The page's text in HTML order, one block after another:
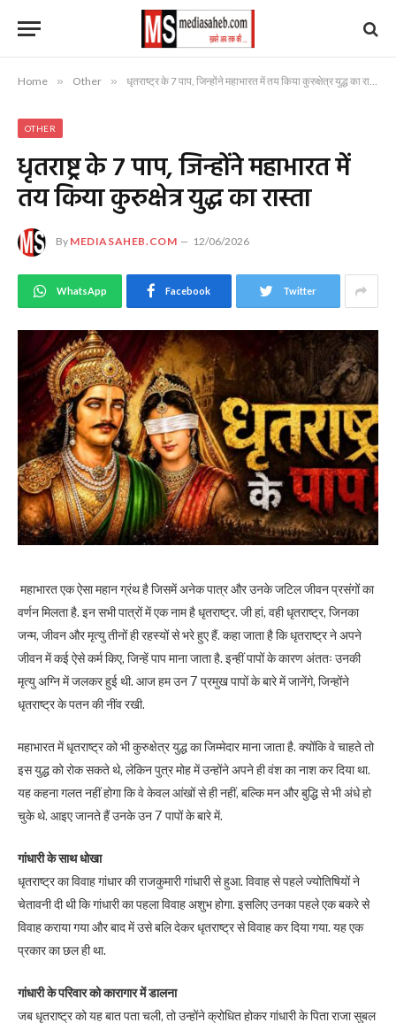
Home » Other » धृतराष्ट्र के 7 पाप, जिन्होंने महाभारत में तय किया कुरुक्षेत्र युद्ध का रास्ता
OTHER
धृतराष्ट्र के 7 पाप, जिन्होंने महाभारत में
तय किया कुरुक्षेत्र युद्ध का रास्ता
By MEDIASAHEB.COM 12/06/2026
WhatsApp Facebook Twitter
महाभारत एक ऐसा महान ग्रंथ है जिसमें अनेक पात्र और उनके जटिल जीवन प्रसंगों का
वर्णन मिलता है. इन सभी पात्रों में एक नाम है धृतराष्ट्र. जी हां, वही धृतराष्ट्र, जिनका
जन्म, जीवन और मृत्यु तीनों ही रहस्यों से भरे हुए हैं. कहा जाता है कि धृतराष्ट्र ने अपने
जीवन में कई ऐसे कर्म किए, जिन्हें पाप माना जाता है. इन्हीं पापों के कारण अंततः उनकी
मृत्यु अग्नि में जलकर हुई थी. आज हम उन 7 प्रमुख पापों के बारे में जानेंगे, जिन्होंने
धृतराष्ट्र के पतन की नींव रखी.
महाभारत में धृतराष्ट्र को भी कुरुक्षेत्र युद्ध का जिम्मेदार माना जाता है. क्योंकि वे चाहते तो
इस युद्ध को रोक सकते थे, लेकिन पुत्र मोह में उन्होंने अपने ही वंश का नाश कर दिया था.
यह कहना गलत नहीं होगा कि वे केवल आंखों से ही नहीं, बल्कि मन और बुद्धि से भी अंधे हो
चुके थे. आइए जानते हैं उनके उन 7 पापों के बारे में.
गांधारी के साथ धोखा
धृतराष्ट्र का विवाह गांधार की राजकुमारी गांधारी से हुआ. विवाह से पहले ज्योतिषियों ने
चेतावनी दी थी कि गांधारी का पहला विवाह अशुभ होगा. इसलिए उनका पहले एक बकरे से
विवाह कराया गया और बाद में उसे बलि देकर धृतराष्ट्र से विवाह कर दिया गया. यह एक
प्रकार का छल ही था.
गांधारी के परिवार को कारागार में डालना
जब धृतराष्ट्र को यह बात पता चली, तो उन्होंने क्रोधित होकर गांधारी के पिता राजा सुबल